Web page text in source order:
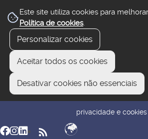
Este site utiliza cookies para
Política de cookies.
Personalizar cookies
Aceitar todos os cookies
Desativar cookies não essenciais
privacidade e cookies